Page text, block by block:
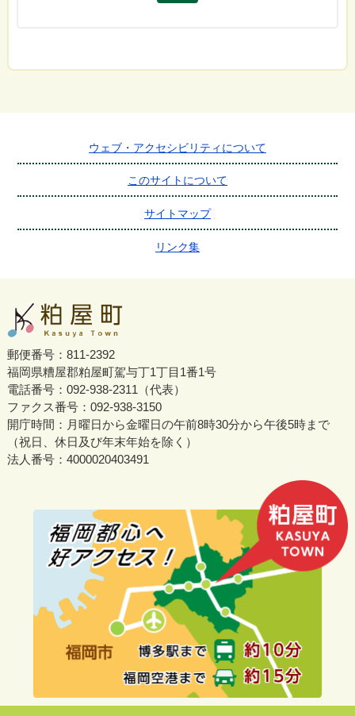
ウェブ・アクセシビリティについて
このサイトについて
サイトマップ
リンク集
郵便番号：811-2392
福岡県糟屋郡粕屋町駕与丁1丁目1番1号
電話番号：092-938-2311（代表）
ファクス番号：092-938-3150
開庁時間：月曜日から金曜日の午前8時30分から午後5時まで
（祝日、休日及び年末年始を除く）
法人番号：4000020403491